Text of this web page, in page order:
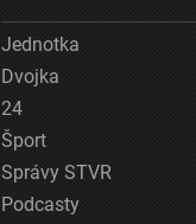
Jednotka
Dvojka
24
Šport
Správy STVR
Podcasty